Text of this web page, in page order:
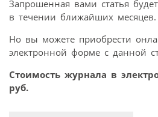
Запрошенная вами статья
в течении ближайших месяцев.
Но вы можете приобрести
электронной форме с данной
Стоимость журнала в
руб.